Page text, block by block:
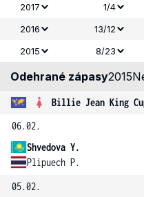
2017
1/4
2016
13/12
2015
8/23
Odehrané zápasy2015
Billie Jean King
06.02.
Shvedova Y.
Plipuech P.
05.02.